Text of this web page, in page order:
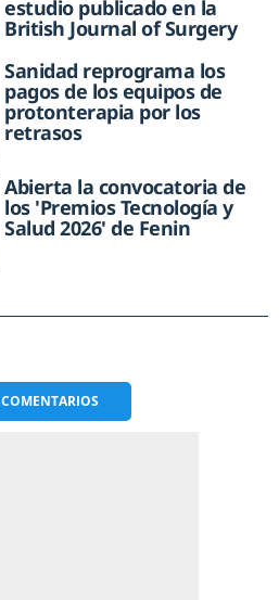
estudio publicado en la
British Journal of Surgery
Sanidad reprograma los
pagos de los equipos de
protonterapia por los
retrasos
Abierta la convocatoria de
los 'Premios Tecnología y
Salud 2026' de Fenin
COMENTARIOS